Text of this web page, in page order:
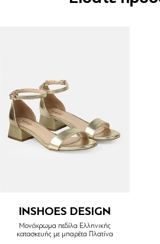
INSHOES DESIGN
Μονόχρωμα πεδίλα Ελληνικής
κατασκευής με μπαρέτα Πλατίνα